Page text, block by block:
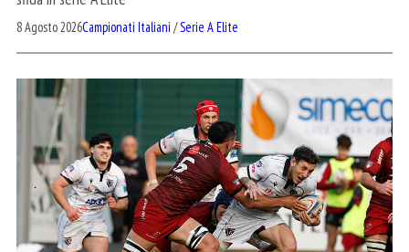
8 Agosto 2026Campionati Italiani /Serie A Elite